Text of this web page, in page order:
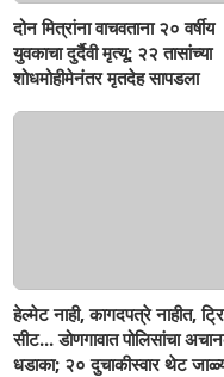
दोन मित्रांना वाचवताना २० वर्षीय
युवकाचा दुर्दैवी मृत्यू; २२ तासांच्या
शोधमोहीमेनंतर मृतदेह सापडला
हेल्मेट नाही, कागदपत्रे नाहीत,
सीट... डोणगावात पोलिसांचा
धडाका; २० दुचाकीस्वार थेट